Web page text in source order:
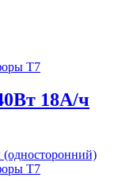
Т7
18А/ч
Т7